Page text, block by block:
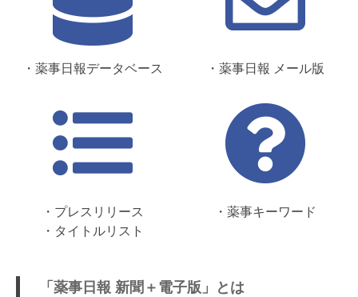
・薬事日報データベース ・薬事日報 メール版
・プレスリリース
・タイトルリスト
・薬事キーワード
「薬事日報 新聞＋電子版」とは